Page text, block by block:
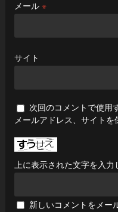
メール ※
サイト
次回のコメントで使用
メールアドレス、サイトを
上に表示された文字を入力
新しいコメントをメー